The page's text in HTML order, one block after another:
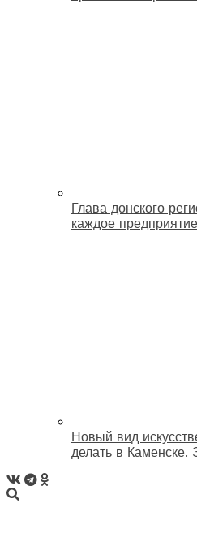
Глава донского
каждое предприятие
Новый вид
делать в Каменске.